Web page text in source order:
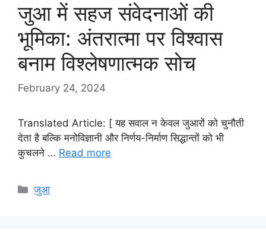
जुआ में सहज संवेदनाओं की
भूमिका: अंतरात्मा पर विश्वास
बनाम विश्लेषणात्मक सोच
February 24, 2024
Translated Article: [ यह सवाल न केवल जुआरों को चुनौती
देता है बल्कि मनोविज्ञानी और निर्णय-निर्माण सिद्धान्तों को भी
कुचलने … Read more
Categories
जुआ